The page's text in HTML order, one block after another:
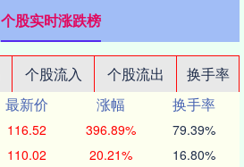
个股实时涨跌榜
个股流入 个股流出
换手率
最新价 涨幅
换手率
116.52 396.89% 79.39%
110.02 20.21% 16.80%